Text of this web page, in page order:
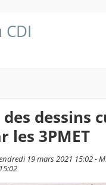
dessins
les 3PMET
19 mars 2021 15:02 -